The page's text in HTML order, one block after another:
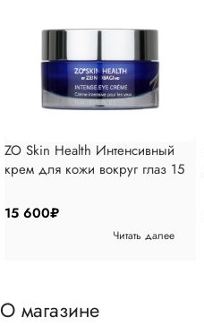
ZO Skin Health Интенсивный
крем для кожи вокруг глаз 15
15 600₽
Читать далее
О магазине